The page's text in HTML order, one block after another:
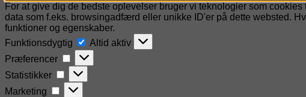
For at give dig de bedste oplevelser bruger vi teknologier som
data som f.eks. browsingadfærd eller unikke ID'er på dette websted.
funktioner og egenskaber.
Funktionsdygtig
Funktionsdygtig
Altid aktiv
Præferencer
Præferencer
Statistikker Statistikker
Marketing Marketing